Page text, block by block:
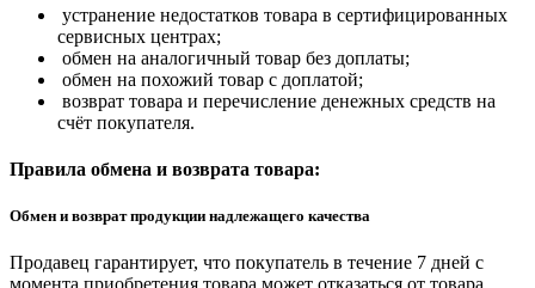
устранение недостатков товара в сертифицированных
сервисных центрах;
обмен на аналогичный товар без доплаты;
обмен на похожий товар с доплатой;
возврат товара и перечисление денежных средств на
счёт покупателя.
Правила обмена и возврата товара:
Обмен и возврат продукции надлежащего качества
Продавец гарантирует, что покупатель в течение 7 дней с